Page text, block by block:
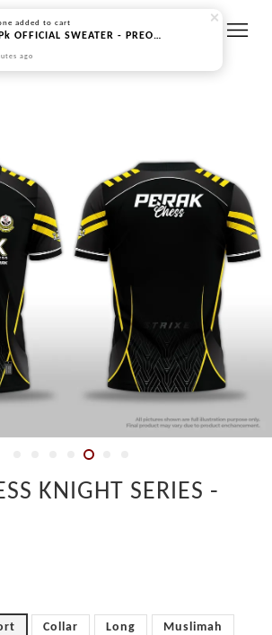
KNIGHT SERIES -
Collar Long Muslimah
added to cart
MSSPk OFFICIAL SWEATER - PREORDER
ago